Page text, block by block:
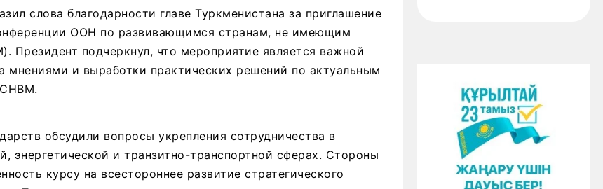
слова благодарности главе Туркменистана за приглашение
ООН по развивающимся странам, не имеющим
подчеркнул, что мероприятие является важной
мнениями и выработки практических решений по актуальным
обсудили вопросы укрепления сотрудничества в
энергетической и транзитно-транспортной сферах. Стороны
курсу на всестороннее развитие стратегического